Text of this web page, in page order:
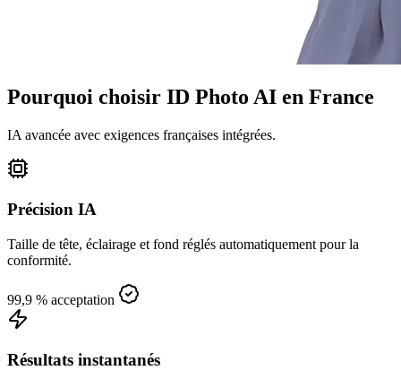
Pourquoi choisir ID Photo AI en France
IA avancée avec exigences françaises intégrées.
Précision IA
Taille de tête, éclairage et fond réglés automatiquement pour la
conformité.
99,9 % acceptation
Résultats instantanés